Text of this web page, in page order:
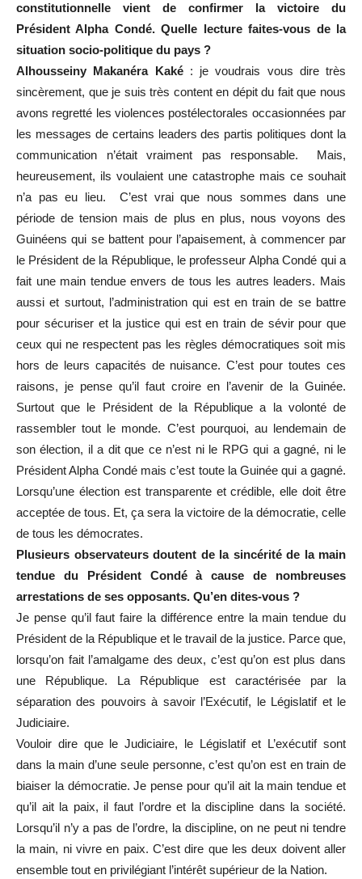
constitutionnelle vient de confirmer la victoire du
Président Alpha Condé. Quelle lecture faites-vous de la
situation socio-politique du pays ?
Alhousseiny Makanéra Kaké: je voudrais vous dire très
sincèrement, que je suis très content en dépit du fait que nous
avons regretté les violences postélectorales occasionnées par
les messages de certains leaders des partis politiques dont la
communication n’était vraiment pas responsable. Mais,
heureusement, ils voulaient une catastrophe mais ce souhait
n’a pas eu lieu. C’est vrai que nous sommes dans une
période de tension mais de plus en plus, nous voyons des
Guinéens qui se battent pour l’apaisement, à commencer par
le Président de la République, le professeur Alpha Condé qui a
fait une main tendue envers de tous les autres leaders. Mais
aussi et surtout, l’administration qui est en train de se battre
pour sécuriser et la justice qui est en train de sévir pour que
ceux qui ne respectent pas les règles démocratiques soit mis
hors de leurs capacités de nuisance. C’est pour toutes ces
raisons, je pense qu’il faut croire en l’avenir de la Guinée.
Surtout que le Président de la République a la volonté de
rassembler tout le monde. C’est pourquoi, au lendemain de
son élection, il a dit que ce n’est ni le RPG qui a gagné, ni le
Président Alpha Condé mais c’est toute la Guinée qui a gagné.
Lorsqu’une élection est transparente et crédible, elle doit être
acceptée de tous. Et, ça sera la victoire de la démocratie, celle
de tous les démocrates.
Plusieurs observateurs doutent de la sincérité de la main
tendue du Président Condé à cause de nombreuses
arrestations de ses opposants. Qu’en dites-vous ?
Je pense qu’il faut faire la différence entre la main tendue du
Président de la République et le travail de la justice. Parce que,
lorsqu’on fait l’amalgame des deux, c’est qu’on est plus dans
une République. La République est caractérisée par la
séparation des pouvoirs à savoir l’Exécutif, le Législatif et le
Judiciaire.
Vouloir dire que le Judiciaire, le Législatif et L’exécutif sont
dans la main d’une seule personne, c’est qu’on est en train de
biaiser la démocratie. Je pense pour qu’il ait la main tendue et
qu’il ait la paix, il faut l’ordre et la discipline dans la société.
Lorsqu’il n’y a pas de l’ordre, la discipline, on ne peut ni tendre
la main, ni vivre en paix. C’est dire que les deux doivent aller
ensemble tout en privilégiant l’intérêt supérieur de la Nation.